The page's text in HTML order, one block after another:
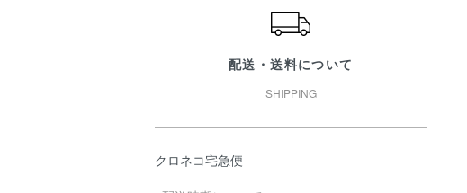
配送・送料について
SHIPPING
クロネコ宅急便